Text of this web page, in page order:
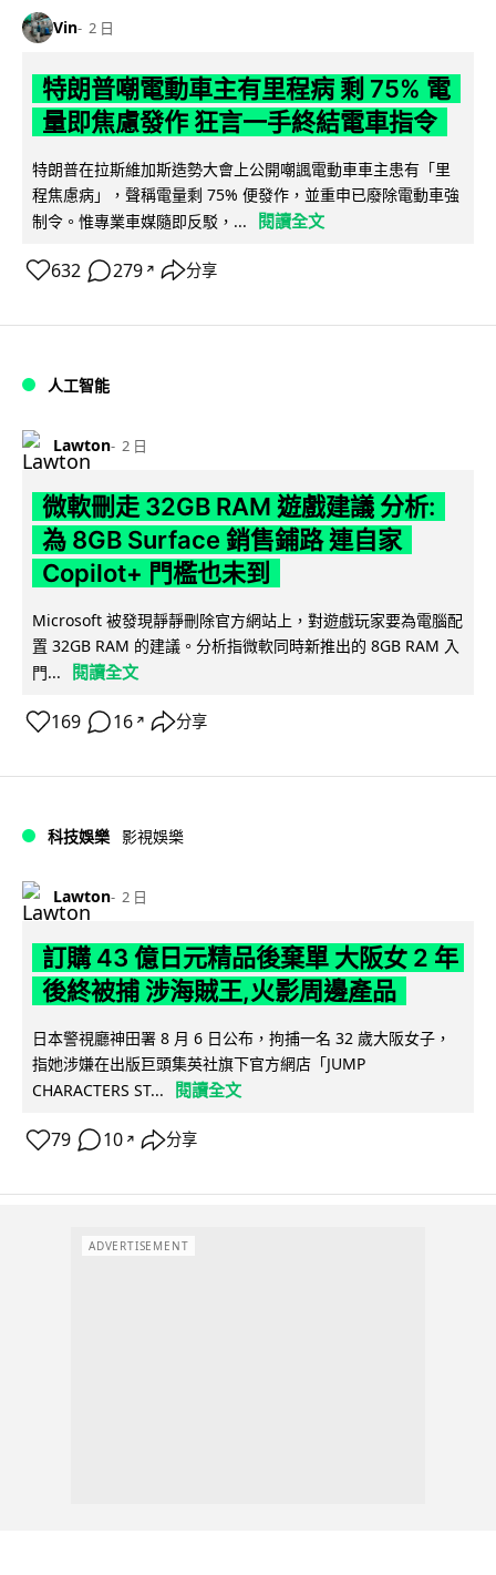
Vin 2 日
特朗普嘲電動車主有里程病 剩 75% 電
量即焦慮發作 狂言一手終結電車指令
特朗普在拉斯維加斯造勢大會上公開嘲諷電動車車主患有「里
程焦慮病」，聲稱電量剩 75% 便發作，並重申已廢除電動車強
制令。惟專業車媒隨即反駁，...
閱讀全文
632 279 ↗ 分享
人工智能
Lawton 2 日
微軟刪走 32GB RAM 遊戲建議 分析:
為 8GB Surface 銷售鋪路 連自家
Copilot+ 門檻也未到
Microsoft 被發現靜靜刪除官方網站上，對遊戲玩家要為電腦配
置 32GB RAM 的建議。分析指微軟同時新推出的 8GB RAM 入
門...
閱讀全文
169 16 ↗ 分享
科技娛樂 影視娛樂
Lawton 2 日
訂購 43 億日元精品後棄單 大阪女 2 年
後終被捕 涉海賊王,火影周邊產品
日本警視廳神田署 8 月 6 日公布，拘捕一名 32 歲大阪女子，
指她涉嫌在出版巨頭集英社旗下官方網店「JUMP
CHARACTERS ST...
閱讀全文
79 10 ↗ 分享
ADVERTISEMENT